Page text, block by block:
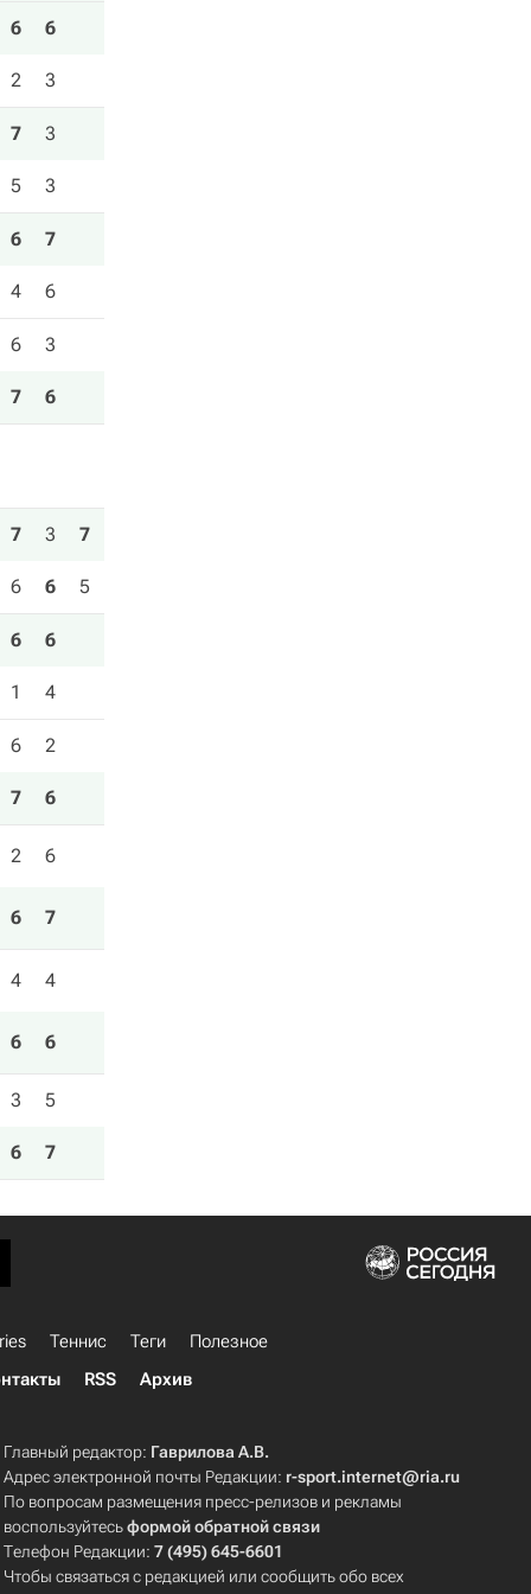
6 6
2 3
7 3
5 3
6 7
4 6
6 3
7 6
7 3 7
6 6 5
6 6
1 4
6 2
7 6
2 6
6 7
4 4
6 6
3 5
6 7
Теннис Теги
Полезное
RSS Архив
Главный редактор: Гаврилова А.В.
Адрес электронной почты Редакции: r-sport.internet@ria.ru
По вопросам размещения пресс-релизов и рекламы
воспользуйтесьформой обратной связи
Телефон Редакции:7 (495) 645-6601
Чтобы связаться с редакцией или сообщить обо всех